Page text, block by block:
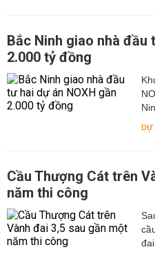
Bắc Ninh giao nhà đầu
2.000 tỷ đồng
Cầu Thượng Cát trên
năm thi công